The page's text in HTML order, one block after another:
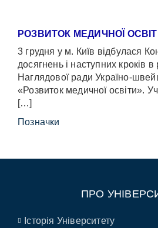
РОЗВИТОК МЕДИЧНОЇ
3 грудня у м. Київ відбулася
досягнень і наступних кроків
Наглядової ради Україно-
«Розвиток медичної освіти».
[…]
Позначки
ПРО
Історія Університету